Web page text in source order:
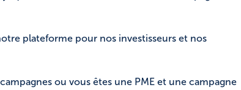
plateforme pour nos investisseurs et nos
ou vous êtes une PME et une campagne